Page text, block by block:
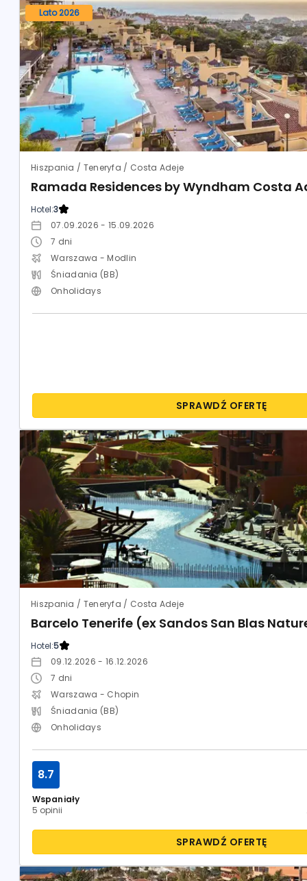
Lato 2026
Hiszpania / Teneryfa / Costa Adeje
Ramada Residences by Wyndham Costa
Hotel:3
07.09.2026 - 15.09.2026
7 dni
Warszawa - Modlin
Śniadania (BB)
Onholidays
SPRAWDŹ OFERTĘ
Hiszpania / Teneryfa / Costa Adeje
Barcelo Tenerife (ex Sandos San Blas
Hotel:5
09.12.2026 - 16.12.2026
7 dni
Warszawa - Chopin
Śniadania (BB)
Onholidays
Wspaniały
5 opinii
8.7
SPRAWDŹ OFERTĘ